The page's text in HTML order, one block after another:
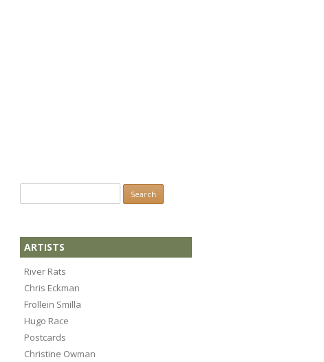
for:
ARTISTS
River Rats
Chris Eckman
Frollein Smilla
Hugo Race
Postcards
Christine Owman